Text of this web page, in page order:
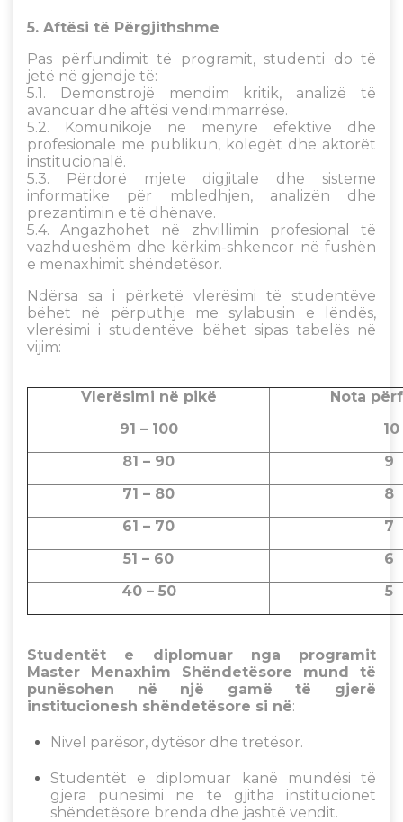
5. Aftësi të Përgjithshme
Pas përfundimit të programit, studenti do të
jetë në gjendje të:
5.1. Demonstrojë mendim kritik, analizë të
avancuar dhe aftësi vendimmarrëse.
5.2. Komunikojë në mënyrë efektive dhe
profesionale me publikun, kolegët dhe aktorët
institucionalë.
5.3. Përdorë mjete digjitale dhe sisteme
informatike për mbledhjen, analizën dhe
prezantimin e të dhënave.
5.4. Angazhohet në zhvillimin profesional të
vazhdueshëm dhe kërkim-shkencor në fushën
e menaxhimit shëndetësor.
Ndërsa sa i përketë vlerësimi të studentëve
bëhet në përputhje me sylabusin e lëndës,
vlerësimi i studentëve bëhet sipas tabelës në
vijim:
Vlerësimi në pikë
Nota
91 – 100
81 – 90
71 – 80
61 – 70
51 – 60
40 – 50
Studentët e diplomuar nga programit
Master Menaxhim Shëndetësore mund të
punësohen në një gamë të gjerë
institucionesh shëndetësore si në:
Nivel parësor, dytësor dhe tretësor.
Studentët e diplomuar kanë mundësi të
gjera punësimi në të gjitha institucionet
shëndetësore brenda dhe jashtë vendit.